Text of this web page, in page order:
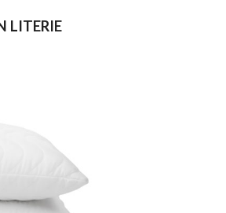
LITERIE